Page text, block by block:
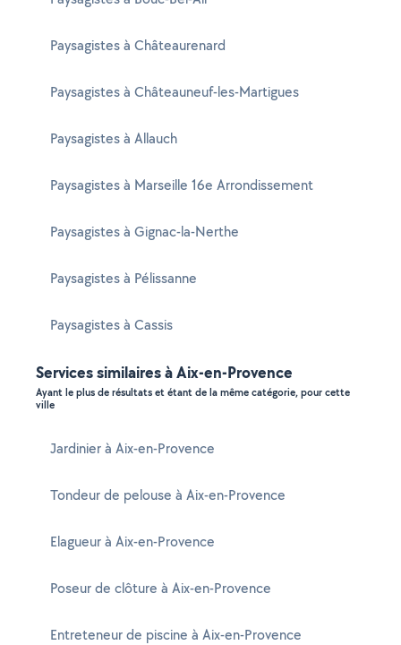
Paysagistes à Châteaurenard
Paysagistes à Châteauneuf-les-Martigues
Paysagistes à Allauch
Paysagistes à Marseille 16e Arrondissement
Paysagistes à Gignac-la-Nerthe
Paysagistes à Pélissanne
Paysagistes à Cassis
Services similaires à Aix-en-Provence
Ayant le plus de résultats et étant de la même catégorie, pour cette
ville
Jardinier à Aix-en-Provence
Tondeur de pelouse à Aix-en-Provence
Elagueur à Aix-en-Provence
Poseur de clôture à Aix-en-Provence
Entreteneur de piscine à Aix-en-Provence